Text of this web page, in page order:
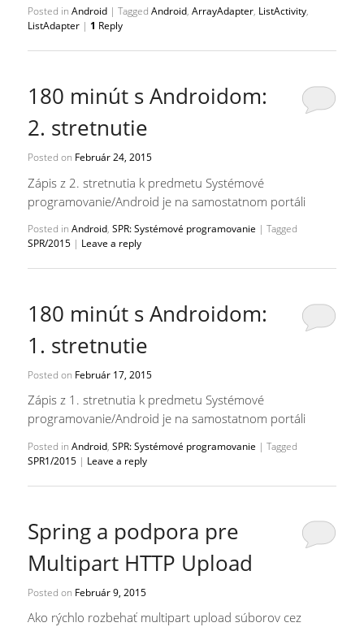
Posted in Android |Tagged Android,ArrayAdapter, ListActivity,
ListAdapter | 1 Reply
180 minút s Androidom:
2. stretnutie
Posted on Február 24, 2015
Zápis z 2. stretnutia k predmetu Systémové
programovanie/Android je na samostatnom portáli
Posted in Android,SPR: Systémové programovanie |Tagged
SPR/2015 | Leave a reply
180 minút s Androidom:
1. stretnutie
Posted on Február 17, 2015
Zápis z 1. stretnutia k predmetu Systémové
programovanie/Android je na samostatnom portáli
Posted in Android,SPR: Systémové programovanie |Tagged
SPR1/2015 | Leave a reply
Spring a podpora pre
Multipart HTTP Upload
Posted on Február 9, 2015
Ako rýchlo rozbehať multipart upload súborov cez